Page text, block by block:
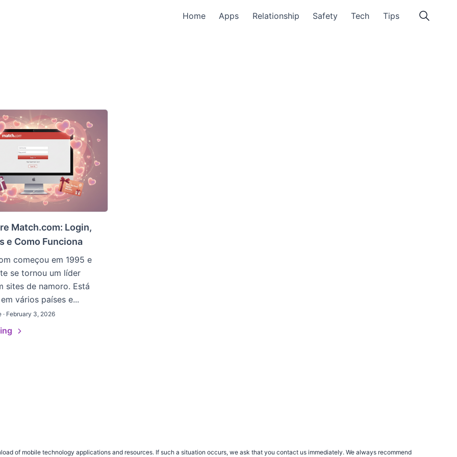
Home Apps Relationship Safety Tech Tips
Match.com: Login,
e Como Funciona
começou em 1995 e
se tornou um líder
sites de namoro. Está
vários países e...
· February 3, 2026
of mobile technology applications and resources. If such a situation occurs, we ask that you contact us immediately. We always recommend